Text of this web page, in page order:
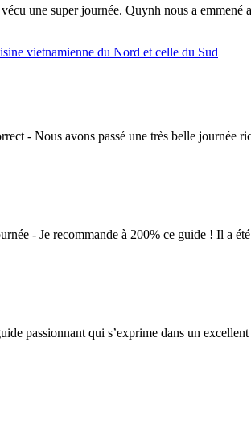
une super journée. Quynh nous a
vietnamienne du Nord et celle du Sud
- Nous avons passé une très belle journée
- Je recommande à 200% ce guide ! Il a
passionnant qui s’exprime dans un